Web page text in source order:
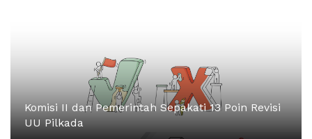
Komisi II dan Pemerintah Sepakati 13 Poin Revisi
UU Pilkada